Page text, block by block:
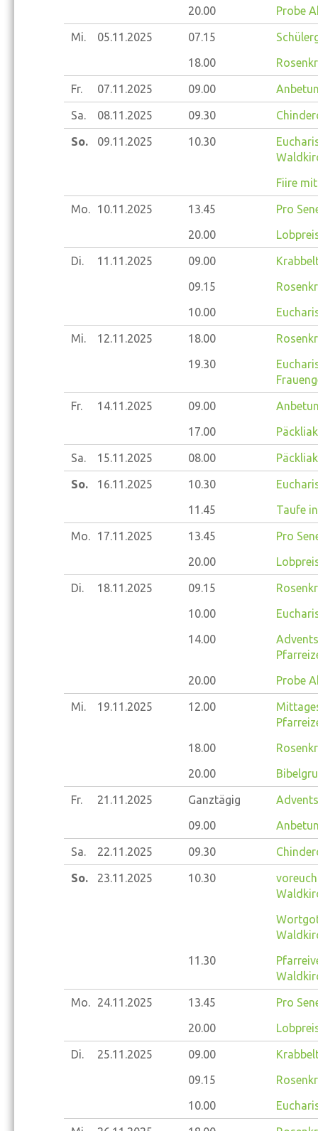
20.00
Probe
Mi. 05.11.2025 07.15
18.00
Fr. 07.11.2025 09.00
Sa. 08.11.2025 09.30
So. 09.11.2025 10.30
Fiire
Mo. 10.11.2025 13.45
Pro
20.00
Di. 11.11.2025 09.00
09.15
10.00
Mi. 12.11.2025 18.00
19.30
Fr. 14.11.2025 09.00
17.00
Sa. 15.11.2025 08.00
So. 16.11.2025 10.30
11.45
Taufe
Mo. 17.11.2025 13.45
Pro
20.00
Di. 18.11.2025 09.15
10.00
14.00
20.00
Probe
Mi. 19.11.2025 12.00
18.00
20.00
Fr. 21.11.2025 Ganztägig
09.00
Sa. 22.11.2025 09.30
So. 23.11.2025 10.30
11.30
Mo. 24.11.2025 13.45
Pro
20.00
Di. 25.11.2025 09.00
09.15
10.00